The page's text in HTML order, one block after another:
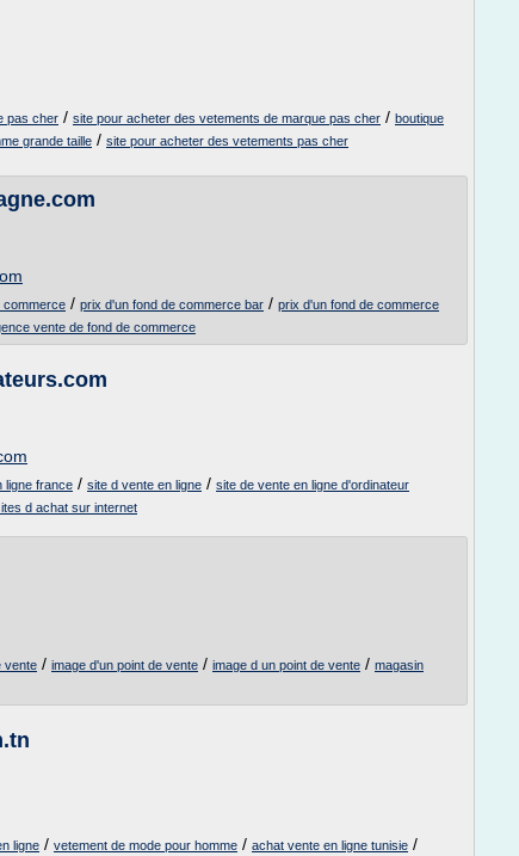
pas cher / site pour acheter des vetements de marque pas cher / boutique
grande taille / site pour acheter des vetements pas cher
commerce / prix d'un fond de commerce bar / prix d'un fond de commerce
vente de fond de commerce
ligne france / site d vente en ligne / site de vente en ligne d'ordinateur
d achat sur internet
vente / image d'un point de vente / image d un point de vente / magasin
ligne / vetement de mode pour homme / achat vente en ligne tunisie /